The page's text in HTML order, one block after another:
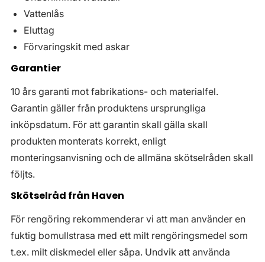
Vattenlås
Eluttag
Förvaringskit med askar
Garantier
10 års garanti mot fabrikations- och materialfel.
Garantin gäller från produktens ursprungliga
inköpsdatum. För att garantin skall gälla skall
produkten monterats korrekt, enligt
monteringsanvisning och de allmäna skötselråden skall
följts.
Skötselråd från Haven
För rengöring rekommenderar vi att man använder en
fuktig bomullstrasa med ett milt rengöringsmedel som
t.ex. milt diskmedel eller såpa. Undvik att använda